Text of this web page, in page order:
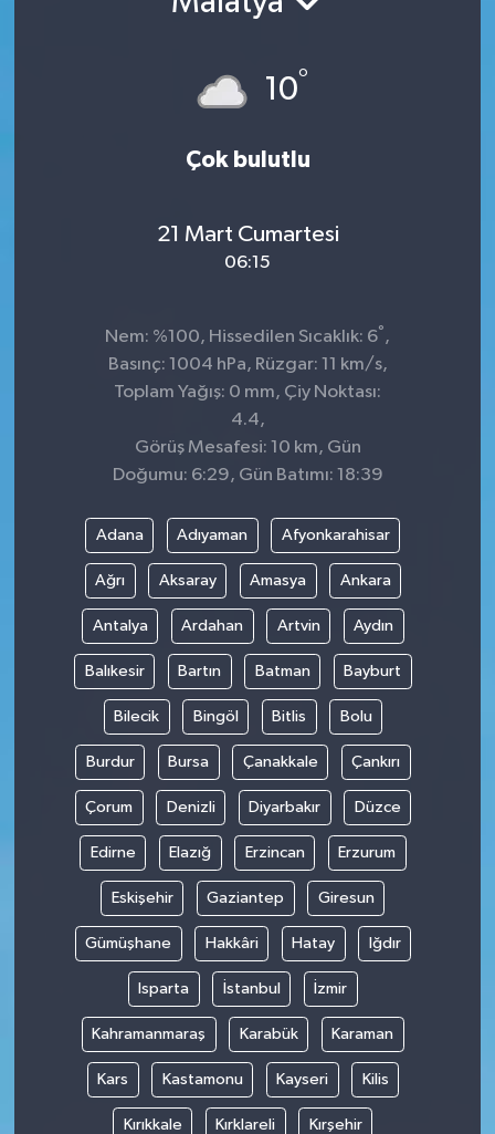
10°
Çok bulutlu
21 Mart Cumartesi
06:15
Nem: %100, Hissedilen Sıcaklık: 6° ,
Basınç: 1004 hPa, Rüzgar: 11 km/s,
Toplam Yağış: 0 mm, Çiy Noktası:
4.4,
Görüş Mesafesi: 10 km, Gün
Doğumu: 6:29, Gün Batımı: 18:39
Adana Adıyaman Afyonkarahisar
Ağrı Aksaray Amasya Ankara
Antalya Ardahan Artvin Aydın
Balıkesir Bartın Batman Bayburt
Bilecik Bingöl Bitlis Bolu
Burdur Bursa Çanakkale Çankırı
Çorum Denizli Diyarbakır Düzce
Edirne Elazığ Erzincan Erzurum
Eskişehir Gaziantep Giresun
Gümüşhane Hakkâri Hatay Iğdır
Isparta İstanbul İzmir
Kahramanmaraş Karabük Karaman
Kars Kastamonu Kayseri Kilis
Kırıkkale Kırklareli Kırşehir